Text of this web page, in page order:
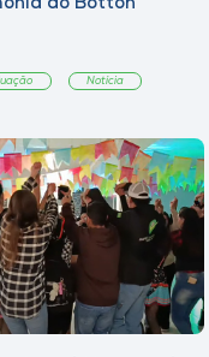
do Botton
Notícia